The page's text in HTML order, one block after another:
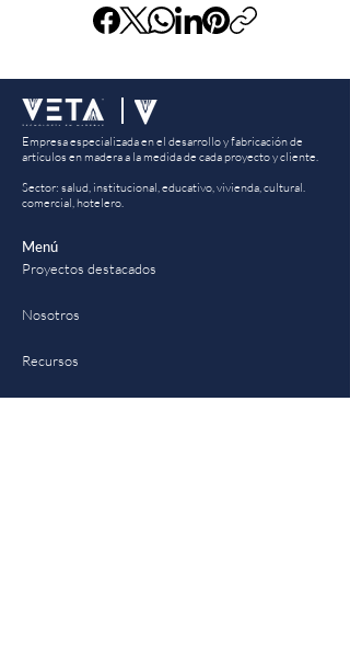
Empresa especializada en el desarrollo y fabricación de
artículos en madera a la medida de cada proyecto y cliente.
Sector: salud, institucional, educativo, vivienda, cultural.
comercial, hotelero.
Menú
Proyectos destacados
Nosotros
Recursos